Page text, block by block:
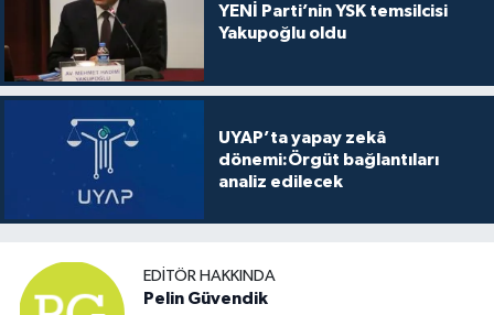
YENİ Parti’nin YSK temsilcisi
Yakupoğlu oldu
UYAP’ta yapay zekâ
dönemi:Örgüt bağlantıları
analiz edilecek
EDITÖR HAKKINDA
Pelin Güvendik